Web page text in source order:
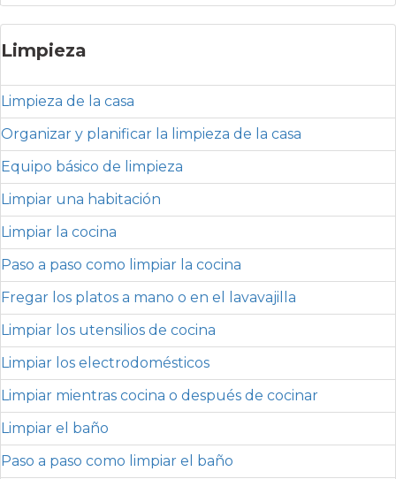
Limpieza
Limpieza de la casa
Organizar y planificar la limpieza de la casa
Equipo básico de limpieza
Limpiar una habitación
Limpiar la cocina
Paso a paso como limpiar la cocina
Fregar los platos a mano o en el lavavajilla
Limpiar los utensilios de cocina
Limpiar los electrodomésticos
Limpiar mientras cocina o después de cocinar
Limpiar el baño
Paso a paso como limpiar el baño